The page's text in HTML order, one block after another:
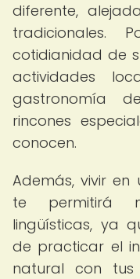
diferente,
tradicionales.
cotidianidad de
actividades
gastronomía
rincones
conocen.
Además, vivir en
te permitirá
lingüísticas, ya
de practicar el
natural con tus